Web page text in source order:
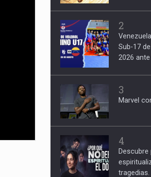
2
Sub-17
2026
3
Marvel
4
tragedias.